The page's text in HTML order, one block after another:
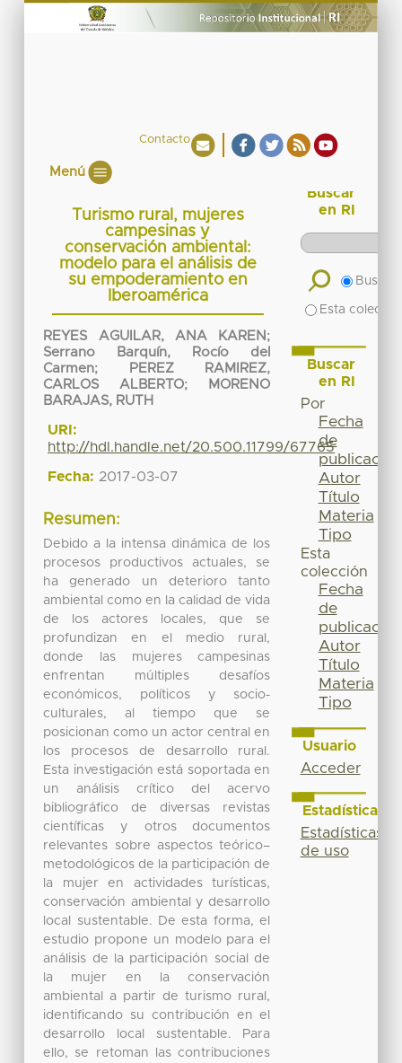
Contacto
Menú
Turismo rural, mujeres
campesinas y
conservación ambiental:
modelo para el análisis de
su empoderamiento en
Iberoamérica
REYES AGUILAR, ANA KAREN ;
Serrano Barquín, Rocío del
Carmen;
PEREZ RAMIREZ,
CARLOS ALBERTO;
MORENO
BARAJAS, RUTH
URI:
http://hdl.handle.net/20.500.11799/67765
Fecha: 2017-03-07
Resumen:
Debido a la intensa dinámica de los
procesos productivos actuales, se
ha generado un deterioro tanto
ambiental como en la calidad de vida
de los actores locales, que se
profundizan en el medio rural,
donde las mujeres campesinas
enfrentan múltiples desafíos
económicos, políticos y socio-
culturales, al tiempo que se
posicionan como un actor central en
los procesos de desarrollo rural.
Esta investigación está soportada en
un análisis crítico del acervo
bibliográfico de diversas revistas
científicas y otros documentos
relevantes sobre aspectos teórico–
metodológicos de la participación de
la mujer en actividades turísticas,
conservación ambiental y desarrollo
local sustentable. De esta forma, el
estudio propone un modelo para el
análisis de la participación social de
la mujer en la conservación
ambiental a partir de turismo rural,
identificando su contribución en el
desarrollo local sustentable. Para
ello, se retoman las contribuciones
Buscar
en RI
Buscar
Esta
Buscar
en RI
Por
Fecha
de
publicación
Autor
Título
Materia
Tipo
Esta
colección
Fecha
de
publicación
Autor
Título
Materia
Tipo
Usuario
Acceder
Estadísticas
Estadísticas
de uso